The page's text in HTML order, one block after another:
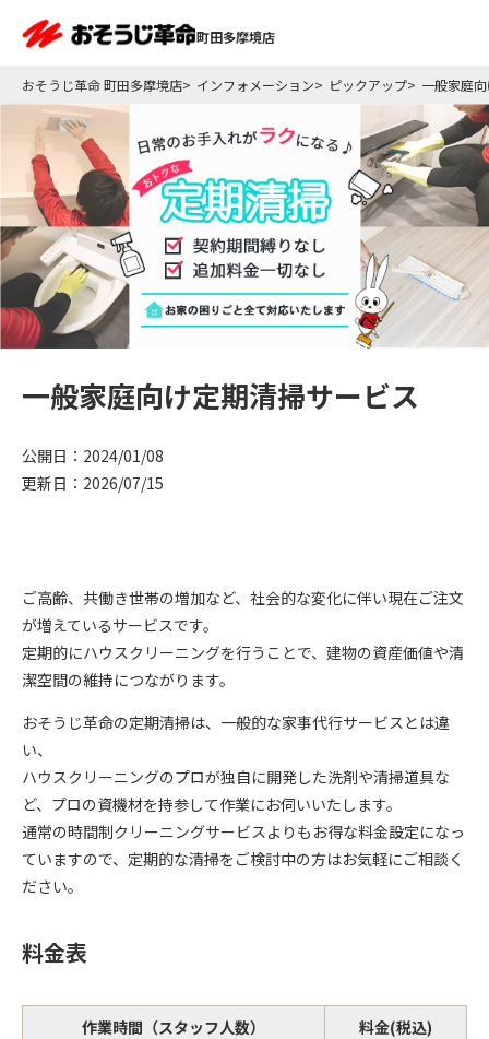
町田多摩境店
おそうじ革命 町田多摩境店 インフォメーション ピックアップ 一般家庭
一般家庭向け定期清掃サービス
公開日：2024/01/08
更新日：2026/07/15
ご高齢、共働き世帯の増加など、社会的な変化に伴い現在ご注文
が増えているサービスです。
定期的にハウスクリーニングを行うことで、建物の資産価値や清
潔空間の維持につながります。
おそうじ革命の定期清掃は、一般的な家事代行サービスとは違
い、
ハウスクリーニングのプロが独自に開発した洗剤や清掃道具な
ど、プロの資機材を持参して作業にお伺いいたします。
通常の時間制クリーニングサービスよりもお得な料金設定になっ
ていますので、定期的な清掃をご検討中の方はお気軽にご相談く
ださい。
料金表
作業時間（スタッフ人数）
料金(税込)